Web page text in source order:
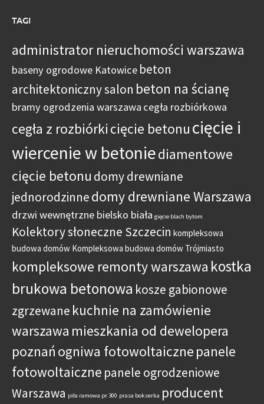
TAGI
administrator nieruchomości warszawa
baseny ogrodowe Katowice beton
architektoniczny salon beton na ścianę
bramy ogrodzenia warszawa cegła rozbiórkowa
cegła z rozbiórki cięcie betonu cięcie i
wiercenie w betoniediamentowe
cięcie betonu domy drewniane
jednorodzinnedomy drewniane Warszawa
drzwi wewnętrzne bielsko biała gięcie blach bytom
Kolektory słoneczne Szczecin kompleksowa
budowa domów Kompleksowa budowa domów Trójmiasto
kompleksowe remonty warszawa kostka
brukowa betonowa kosze gabionowe
zgrzewane kuchnie na zamówienie
warszawa mieszkania od dewelopera
poznań ogniwa fotowoltaiczne panele
fotowoltaiczne panele ogrodzeniowe
Warszawa piła ramowa pr 300 prasa bokserka producent